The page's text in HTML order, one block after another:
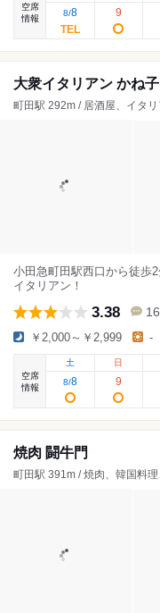
空席
情報
8/8 9
大衆イタリアン かね
町田駅 292m / 居酒屋、イタ
小田急町田駅西口から徒歩
イタリアン！
3.38
￥2,000～￥2,999 -
空席
情報
土
8/8
日
9
焼肉 闘牛門
町田駅 391m / 焼肉、韓国料